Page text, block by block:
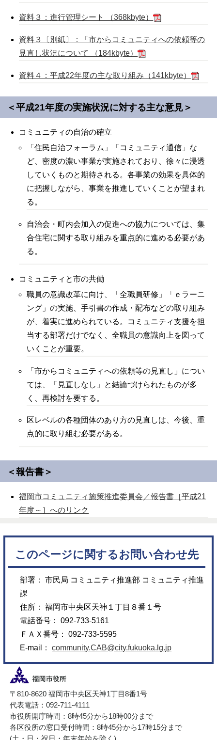
資料３：進行管理シート （368kbyte）
資料３〔別紙〕：「市からコミュニティへの依頼等の
見直し状況について （184kbyte）
資料４：平成22年度の主な取り組み（141kbyte）
＜平成21年度の実施状況に対する主な意見＞
コミュニティの自治の確立
「住民自治フォーラム」「コミュニティ通信」な
ど、密度の濃い事業が実施されており、徐々に浸透
していくものと期待される。各事業の効果を具体的
に把握しながら、事業を推進していくことが望まれ
る。
自治会・町内会加入の促進への協力については、集
合住宅に関する取り組みを重点的に進める必要があ
る。
コミュニティと市の共働
職員の意識改革に向け、「全職員研修」「ｅラーニ
ング」の実施、手引書の作成・配布などの取り組み
が、着実に進められている。コミュニティ支援を担
当する部署だけでなく、全職員の意識向上を図って
いくことが重要。
「市からコミュニティへの依頼等の見直し」につい
ては、「見直しなし」と結論づけられたものが多
く、再検討を要する。
区レベルの各種団体のあり方の見直しは、今後、重
点的に取り組む必要がある。
＜報告書＞
福岡市コミュニティ施策推進委員会／報告書［平成21
年度～］へのリンク
このページに関するお問い合わせ先
部署： 市民局 コミュニティ推進部 コミュニティ推進
課
住所： 福岡市中央区天神１丁目８番１号
電話番号： 092-733-5161
ＦＡＸ番号： 092-733-5595
E-mail：community.CAB@city.fukuoka.lg.jp
〒810-8620 福岡市中央区天神1丁目8番1号
代表電話：092-711-4111
市役所開庁時間：8時45分から18時00分まで
各区役所の窓口受付時間：8時45分から17時15分まで